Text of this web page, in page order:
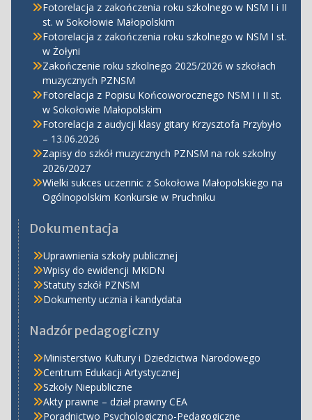
Fotorelacja z zakończenia roku szkolnego w NSM I i II
st. w Sokołowie Małopolskim
Fotorelacja z zakończenia roku szkolnego w NSM I st.
w Żołyni
Zakończenie roku szkolnego 2025/2026 w szkołach
muzycznych PZNSM
Fotorelacja z Popisu Końcoworocznego NSM I i II st.
w Sokołowie Małopolskim
Fotorelacja z audycji klasy gitary Krzysztofa Przybyło
– 13.06.2026
Zapisy do szkół muzycznych PZNSM na rok szkolny
2026/2027
Wielki sukces uczennic z Sokołowa Małopolskiego na
Ogólnopolskim Konkursie w Pruchniku
Dokumentacja
Uprawnienia szkoły publicznej
Wpisy do ewidencji MKiDN
Statuty szkół PZNSM
Dokumenty ucznia i kandydata
Nadzór pedagogiczny
Ministerstwo Kultury i Dziedzictwa Narodowego
Centrum Edukacji Artystycznej
Szkoły Niepubliczne
Akty prawne – dział prawny CEA
Poradnictwo Psychologiczno-Pedagogiczne